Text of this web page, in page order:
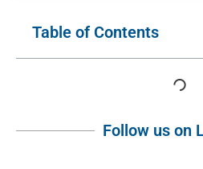
Table of Contents
Follow us on